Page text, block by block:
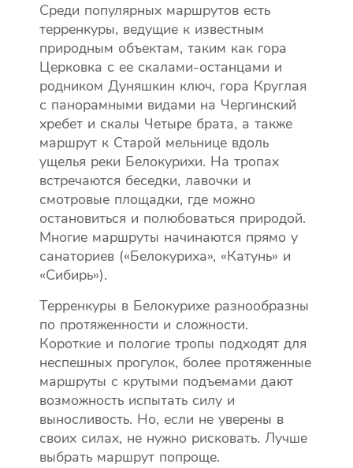
Среди популярных маршрутов есть
терренкуры, ведущие к известным
природным объектам, таким как гора
Церковка с ее скалами-останцами и
родником Дуняшкин ключ, гора Круглая
с панорамными видами на Чергинский
хребет и скалы Четыре брата, а также
маршрут к Старой мельнице вдоль
ущелья реки Белокурихи. На тропах
встречаются беседки, лавочки и
смотровые площадки, где можно
остановиться и полюбоваться природой.
Многие маршруты начинаются прямо у
санаториев («Белокуриха», «Катунь» и
«Сибирь»).
Терренкуры в Белокурихе разнообразны
по протяженности и сложности.
Короткие и пологие тропы подходят для
неспешных прогулок, более протяженные
маршруты с крутыми подъемами дают
возможность испытать силу и
выносливость. Но, если не уверены в
своих силах, не нужно рисковать. Лучше
выбрать маршрут попроще.